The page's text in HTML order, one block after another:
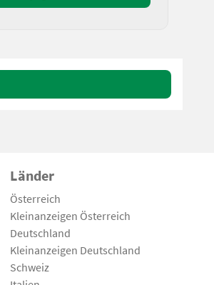
Länder
Österreich
Kleinanzeigen Österreich
Deutschland
Kleinanzeigen Deutschland
Schweiz